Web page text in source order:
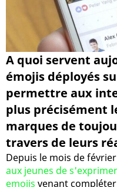
A quoi servent
émojis déployés
permettre aux
plus précisément
marques de
travers de leurs
Depuis le mois de
aux jeunes de
emojis venant